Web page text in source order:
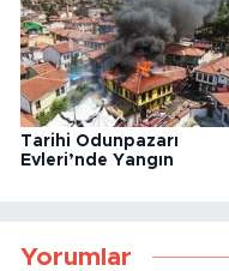
Tarihi Odunpazarı
Evleri’nde Yangın
Yorumlar